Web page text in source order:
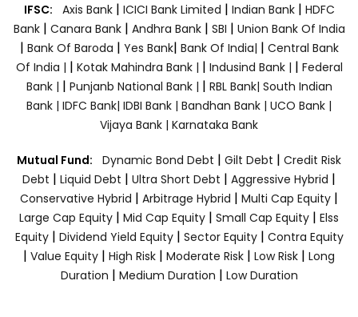
IFSC: Axis Bank | ICICI Bank Limited | Indian Bank | HDFC
Bank| Canara Bank | Andhra Bank| SBI | Union Bank Of India
| Bank Of Baroda | Yes Bank| Bank Of India| | Central Bank
Of India | | Kotak Mahindra Bank | | Indusind Bank | | Federal
Bank | | Punjanb National Bank | | RBL Bank| South Indian
Bank | IDFC Bank| IDBI Bank | Bandhan Bank | UCO Bank |
Vijaya Bank | Karnataka Bank
Mutual Fund: Dynamic Bond Debt | Gilt Debt | Credit Risk
Debt | Liquid Debt | Ultra Short Debt | Aggressive Hybrid |
Conservative Hybrid | Arbitrage Hybrid | Multi Cap Equity |
Large Cap Equity | Mid Cap Equity | Small Cap Equity | Elss
Equity| Dividend Yield Equity| Sector Equity | Contra Equity
| Value Equity | High Risk | Moderate Risk | Low Risk | Long
Duration | Medium Duration | Low Duration